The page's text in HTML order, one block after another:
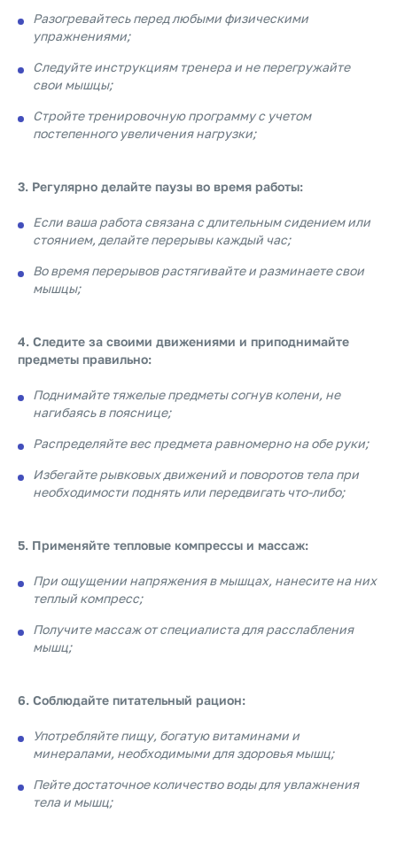
Разогревайтесь перед любыми физическими
упражнениями;
Следуйте инструкциям тренера и не перегружайте
свои мышцы;
Стройте тренировочную программу с учетом
постепенного увеличения нагрузки;
3. Регулярно делайте паузы во время работы:
Если ваша работа связана с длительным сидением или
стоянием, делайте перерывы каждый час;
Во время перерывов растягивайте и разминаете свои
мышцы;
4. Следите за своими движениями и приподнимайте
предметы правильно:
Поднимайте тяжелые предметы согнув колени, не
нагибаясь в пояснице;
Распределяйте вес предмета равномерно на обе руки;
Избегайте рывковых движений и поворотов тела при
необходимости поднять или передвигать что-либо;
5. Применяйте тепловые компрессы и массаж:
При ощущении напряжения в мышцах, нанесите на них
теплый компресс;
Получите массаж от специалиста для расслабления
мышц;
6. Соблюдайте питательный рацион:
Употребляйте пищу, богатую витаминами и
минералами, необходимыми для здоровья мышц;
Пейте достаточное количество воды для увлажнения
тела и мышц;